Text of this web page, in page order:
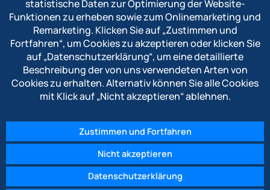
Mailinfo@polytron-gmbh.de
www.polytron-gmbh.de
» Datenschutzerklärung
» Impressum
» Hinweisgebersystem
© 2026 POLYTRON Kunststofftechnik GmbH & Co. KG
statistische Daten zur Optimierung der Website-
Funktionen zu erheben sowie zum Onlinemarketing und
Remarketing. Klicken Sie auf„Zustimmen und
Fortfahren“, um Cookies zu akzeptieren oder klicken Sie
auf„Datenschutzerklärung“, um eine detaillierte
Beschreibung der von uns verwendeten Arten von
Cookies zu erhalten. Alternativ können Sie alle Cookies
mit Klick auf„Nicht akzeptieren“ablehnen.
Zustimmen und Fortfahren
Nicht akzeptieren
Datenschutzerklärung